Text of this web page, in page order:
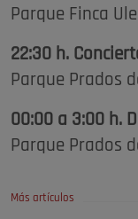
Parque Finca
22:30 h.
Parque Prados
00:00 a 3:00 h.
Parque Prados
Más artículos